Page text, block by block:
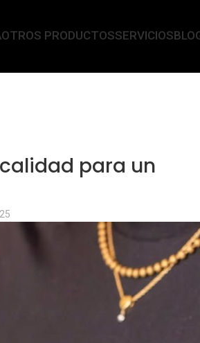
OTROS PRODUCTOSSERVICIOS
para un